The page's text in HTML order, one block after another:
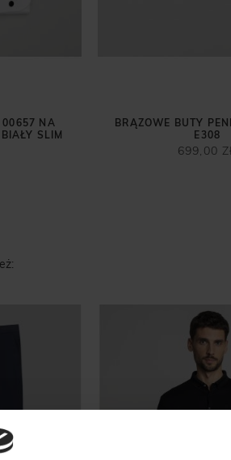
00657 NA
SLIM
BRĄZOWE BUTY
E308
699,00